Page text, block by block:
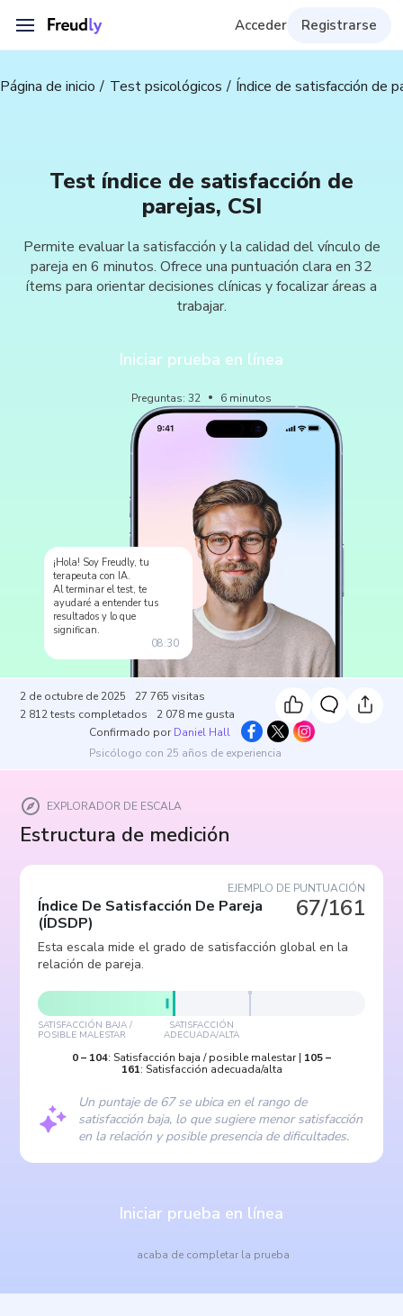
Acceder Registrarse
Página de inicio Test psicológicos Índice de satisfacción de
Test índice de satisfacción de
parejas, CSI
Permite evaluar la satisfacción y la calidad del vínculo de
pareja en 6 minutos. Ofrece una puntuación clara en 32
ítems para orientar decisiones clínicas y focalizar áreas a
trabajar.
Iniciar prueba en línea
Preguntas:32 6 minutos
¡Hola! Soy Freudly, tu
terapeuta con IA.
Al terminar el test, te
ayudaré a entender tus
resultados y lo que
significan.
08:30
2 de octubre de 2025 27 765 visitas
2 812 tests completados 2 078 me gusta
Confirmado por Daniel Hall
Psicólogo con 25 años de experiencia
EXPLORADOR DE ESCALA
Estructura de medición
EJEMPLO DE PUNTUACIÓN
67/161
Índice De Satisfacción De Pareja
(ÍDSDP)
Esta escala mide el grado de satisfacción global en la
relación de pareja.
SATISFACCIÓN BAJA /
POSIBLE MALESTAR
SATISFACCIÓN
ADECUADA/ALTA
0– 104: Satisfacción baja / posible malestar| 105–
161: Satisfacción adecuada/alta
Un puntaje de 67 se ubica en el rango de
satisfacción baja, lo que sugiere menor satisfacción
en la relación y posible presencia de dificultades.
Iniciar prueba en línea
acaba de completar la prueba